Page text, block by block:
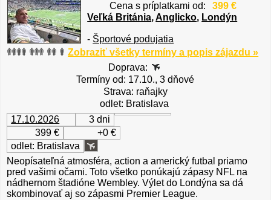
Cena s príplatkami od:
399 €
Veľká Británia,Anglicko, Londýn
- Športové podujatia
Zobraziť všetky termíny a popis zájazdu »
Doprava:
Termíny od: 17.10., 3 dňové
Strava: raňajky
odlet: Bratislava
17.10.2026
3 dni
399 €
+0 €
odlet: Bratislava
Neopísateľná atmosféra, action a americký futbal priamo
pred vašimi očami. Toto všetko ponúkajú zápasy NFL na
nádhernom štadióne Wembley. Výlet do Londýna sa dá
skombinovať aj so zápasmi Premier League.